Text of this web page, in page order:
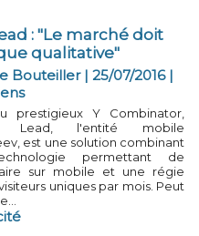
: "Le marché doit
qualitative"
Bouteiller | 25/07/2016|
prestigieux Y Combinator,
Lead, l'entité mobile
est une solution combinant
permettant de
sur mobile et une régie
uniques par mois. Peut